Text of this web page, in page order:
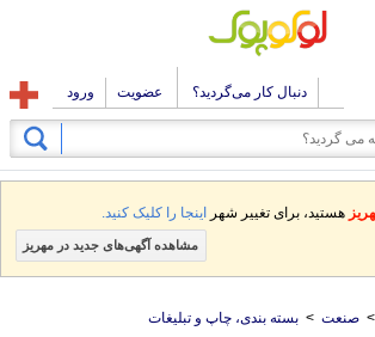
دنبال کار می‌گردید؟ عضویت ورود
هستید، برای تغییر شهر اینجا را کلیک کنید.
مشاهده آگهی‌های جدید در مهریز
> صنعت > بسته بندی، چاپ و تبلیغات